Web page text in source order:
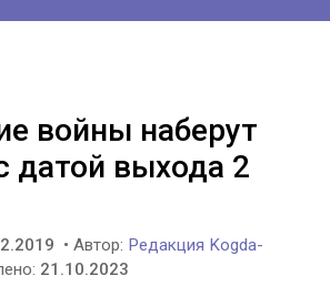
войны наберут
датой выхода 2
• Автор: Редакция Kogda-
21.10.2023